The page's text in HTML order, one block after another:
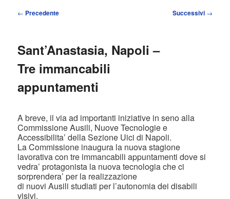
Navigazione
← Precedente Successivi →
Sant’Anastasia, Napoli –
Tre immancabili
appuntamenti
A breve, il via ad importanti iniziative in seno alla
Commissione Ausili, Nuove Tecnologie e
Accessibilita’ della Sezione Uici di Napoli.
La Commissione inaugura la nuova stagione
lavorativa con tre immancabili appuntamenti dove si
vedra’ protagonista la nuova tecnologia che ci
sorprendera’ per la realizzazione
di nuovi Ausili studiati per l’autonomia dei disabili
visivi.